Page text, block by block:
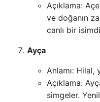
Açıklama:
ve doğanın
canlı bir
Ayça
Anlamı: Hilal,
Açıklama:
simgeler.